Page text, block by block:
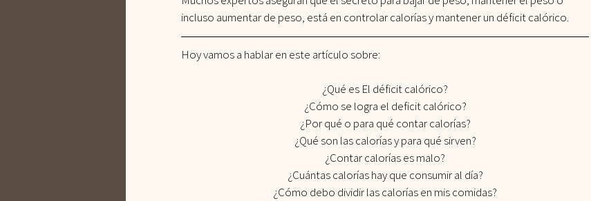
Mermeladas sin azúcar Masas Mediterranea
Recetas Snacks Tips de Cocina
incluso aumentar de peso, está en controlar calorías y mantener un déficit calórico.
Hoy vamos a hablar en este artículo sobre:
¿Qué es El déficit calórico?
¿Cómo se logra el deficit calórico?
¿Por qué o para qué contar calorías?
¿Qué son las calorías y para qué sirven?
¿Contar calorías es malo?
¿Cuántas calorías hay que consumir al día?
¿Cómo debo dividir las calorías en mis comidas?